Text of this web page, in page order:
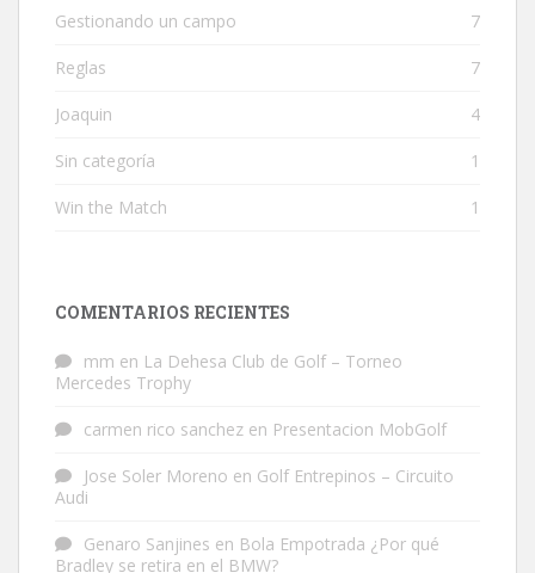
Gestionando un campo 7
Reglas 7
Joaquin 4
Sin categoría 1
Win the Match 1
COMENTARIOS RECIENTES
mm en La Dehesa Club de Golf – Torneo
Mercedes Trophy
carmen rico sanchez en Presentacion MobGolf
Jose Soler Moreno en Golf Entrepinos – Circuito
Audi
Genaro Sanjines en Bola Empotrada ¿Por qué
Bradley se retira en el BMW?